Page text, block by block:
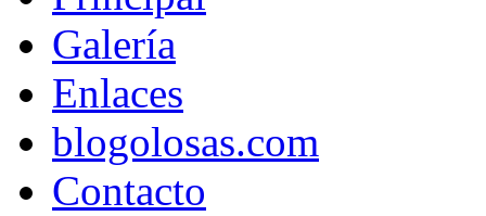
Galería
Enlaces
blogolosas.com
Contacto